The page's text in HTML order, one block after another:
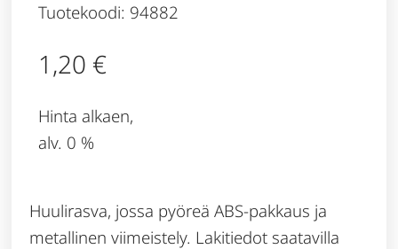
Tuotekoodi: 94882
1,20 €
Hinta alkaen,
alv. 0 %
Huulirasva, jossa pyöreä ABS-pakkaus ja
metallinen viimeistely. Lakitiedot saatavilla